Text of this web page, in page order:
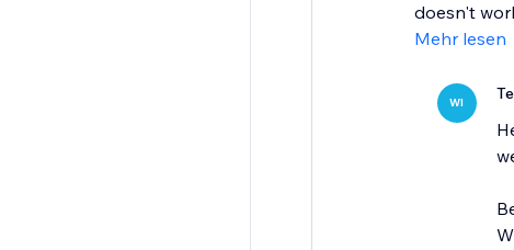
doesn't
Mehr lesen
WI